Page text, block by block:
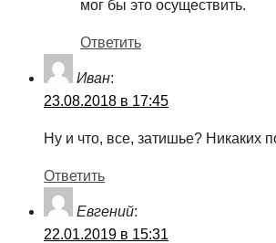
мог бы это осуществить.
Ответить
Иван:
23.08.2018 в 17:45
Ну и что, все, затишье? Никаких
Ответить
Евгений:
22.01.2019 в 15:31